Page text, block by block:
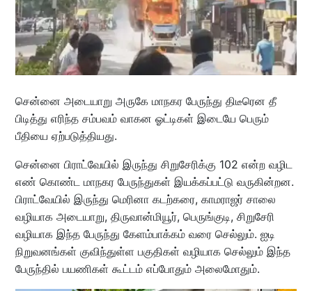
சென்னை அடையாறு அருகே மாநகர பேருந்து திடீரென தீ
பிடித்து எரிந்த சம்பவம் வாகன ஓட்டிகள் இடையே பெரும்
பீதியை ஏற்படுத்தியது.
சென்னை பிராட்வேயில் இருந்து சிறுசேரிக்கு 102 என்ற வழிட
எண் கொண்ட மாநகர பேருந்துகள் இயக்கப்பட்டு வருகின்றன.
பிராட்வேயில் இருந்து மெரினா கடற்கரை, காமராஜர் சாலை
வழியாக அடையாறு, திருவான்மியூர், பெருங்குடி, சிறுசேரி
வழியாக இந்த பேருந்து கேளம்பாக்கம் வரை செல்லும். ஐடி
நிறுவனங்கள் குவிந்துள்ள பகுதிகள் வழியாக செல்லும் இந்த
பேருந்தில் பயணிகள் கூட்டம் எப்போதும் அலைமோதும்.